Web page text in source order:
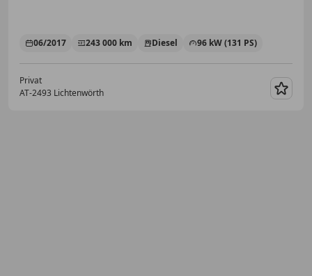
06/2017 243 000 km Diesel 96 kW (131 PS)
Privat
AT-2493 Lichtenwörth